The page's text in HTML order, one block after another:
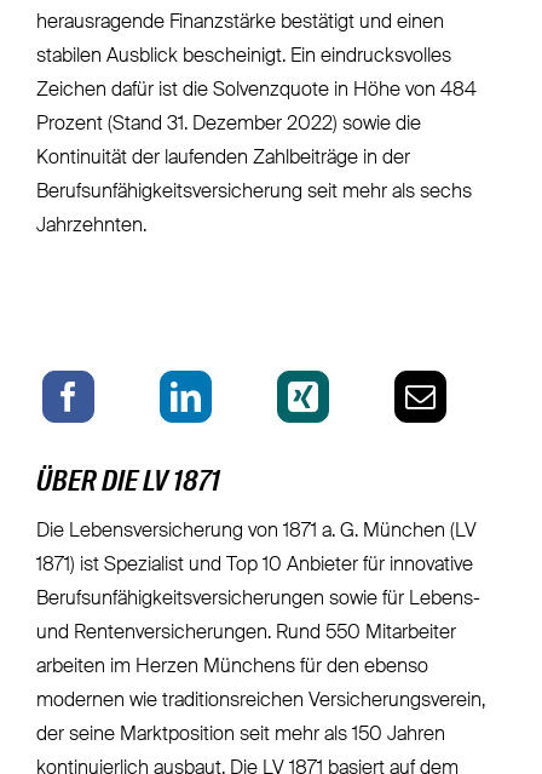
herausragende Finanzstärke bestätigt und einen
stabilen Ausblick bescheinigt. Ein eindrucksvolles
Zeichen dafür ist die Solvenzquote in Höhe von 484
Prozent (Stand 31. Dezember 2022) sowie die
Kontinuität der laufenden Zahlbeiträge in der
Berufsunfähigkeitsversicherung seit mehr als sechs
Jahrzehnten.
ÜBER DIE LV 1871
Die Lebensversicherung von 1871 a. G. München (LV
1871) ist Spezialist und Top 10 Anbieter für innovative
Berufsunfähigkeitsversicherungen sowie für Lebens-
und Rentenversicherungen. Rund 550 Mitarbeiter
arbeiten im Herzen Münchens für den ebenso
modernen wie traditionsreichen Versicherungsverein,
der seine Marktposition seit mehr als 150 Jahren
kontinuierlich ausbaut. Die LV 1871 basiert auf dem